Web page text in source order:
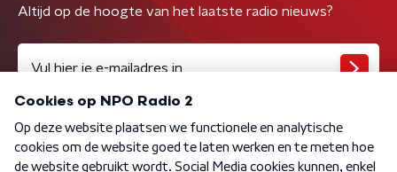
Altijd op de hoogte van het laatste radio nieuws?